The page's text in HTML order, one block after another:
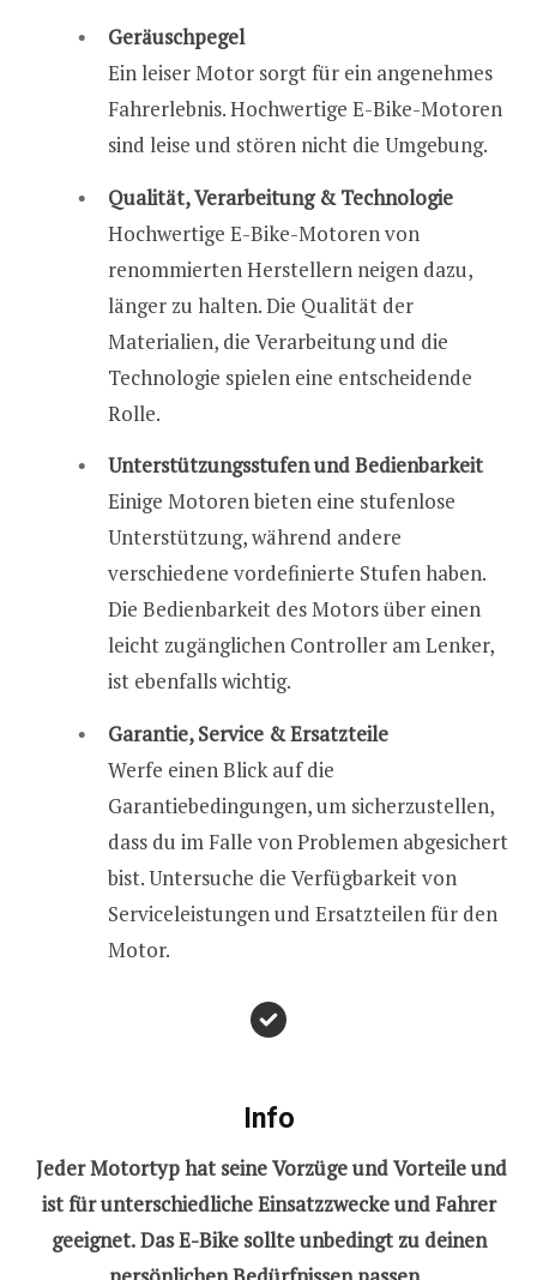
Geräuschpegel
Ein leiser Motor sorgt für ein angenehmes
Fahrerlebnis. Hochwertige E-Bike-Motoren
sind leise und stören nicht die Umgebung.
Qualität, Verarbeitung & Technologie
Hochwertige E-Bike-Motoren von
renommierten Herstellern neigen dazu,
länger zu halten. Die Qualität der
Materialien, die Verarbeitung und die
Technologie spielen eine entscheidende
Rolle.
Unterstützungsstufen und Bedienbarkeit
Einige Motoren bieten eine stufenlose
Unterstützung, während andere
verschiedene vordefinierte Stufen haben.
Die Bedienbarkeit des Motors über einen
leicht zugänglichen Controller am Lenker,
ist ebenfalls wichtig.
Garantie, Service & Ersatzteile
Werfe einen Blick auf die
Garantiebedingungen, um sicherzustellen,
dass du im Falle von Problemen abgesichert
bist. Untersuche die Verfügbarkeit von
Serviceleistungen und Ersatzteilen für den
Motor.
Info
Jeder Motortyp hat seine Vorzüge und Vorteile und
ist für unterschiedliche Einsatzzwecke und Fahrer
geeignet.Das E-Bike sollte unbedingt zu deinen